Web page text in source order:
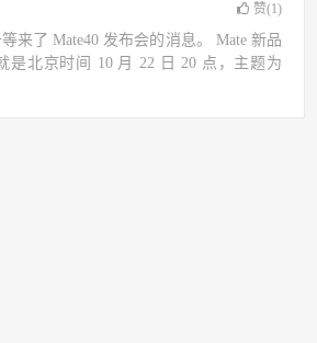
赞(1)
来了 Mate40 发布会的消息。 Mate 新品
是北京时间 10 月 22 日 20 点，主题为